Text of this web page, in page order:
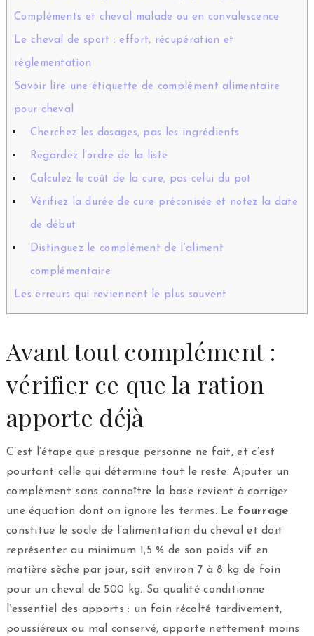
Compléments et cheval malade ou en convalescence
Le cheval de sport : effort, récupération et
réglementation
Savoir lire une étiquette de complément alimentaire
pour cheval
Cherchez les dosages, pas les ingrédients
Regardez l’ordre de la liste
Calculez le coût de la cure, pas celui du pot
Vérifiez la durée de cure préconisée et notez la date
de début
Distinguez le complément de l’aliment
complémentaire
Les erreurs qui reviennent le plus souvent
Avant tout complément :
vérifier ce que la ration
apporte déjà
C’est l’étape que presque personne ne fait, et c’est
pourtant celle qui détermine tout le reste. Ajouter un
complément sans connaître la base revient à corriger
une équation dont on ignore les termes. Le fourrage
constitue le socle de l’alimentation du cheval et doit
représenter au minimum 1,5 % de son poids vif en
matière sèche par jour, soit environ 7 à 8 kg de foin
pour un cheval de 500 kg. Sa qualité conditionne
l’essentiel des apports : un foin récolté tardivement,
poussiéreux ou mal conservé, apporte nettement moins